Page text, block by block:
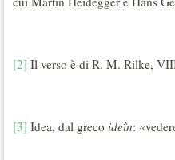
[2] Il verso è di R. M. Rilke,
[3] Idea, dal greco ideîn: